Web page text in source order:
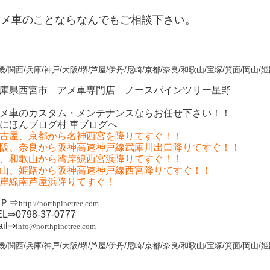
車のことならなんでもご相談下さい。
/関西/兵庫/神戸/大阪/堺/芦屋/伊丹/尼崎/京都/奈良/和歌山/宝塚/箕面/岡山/
県西宮市 アメ車専門店 ノースパインツリー星野
車のカスタム・メンテナンスならお任せ下さい！！
屋、京都から名神西宮を降りてすぐ！！
、奈良から阪神高速神戸線武庫川出口降りてすぐ！！
和歌山から湾岸線西宮浜降りてすぐ！！
、姫路から阪神高速神戸線西宮降りてすぐ！！
線南芦屋浜降りてすぐ！
⇒http://northpinetree.com
37-0777
info@northpinetree.com
/関西/兵庫/神戸/大阪/堺/芦屋/伊丹/尼崎/京都/奈良/和歌山/宝塚/箕面/岡山/